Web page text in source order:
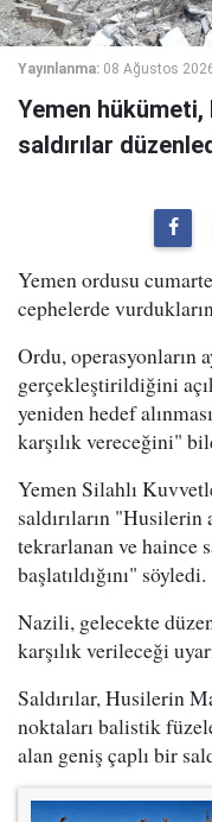
Yayınlanma: 08 Ağustos
Yemen
saldırılar
Yemen ordusu
cephelerde
Ordu, operasyonların
gerçekleştirildiğini
yeniden hedef
karşılık vereceğini"
Yemen Silahlı
saldırıların
tekrarlanan ve haince
başlatıldığını" söyledi.
Nazili, gelecekte
karşılık verileceği
Saldırılar, Husilerin
noktaları balistik
alan geniş çaplı bir